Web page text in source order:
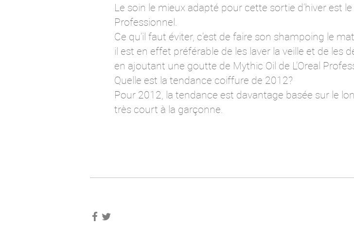
Le soin le mieux adapté pour cette sortie d’hiver est
Professionnel.
Ce qu’il faut éviter, c’est de faire son shampoing le
il est en effet préférable de les laver la veille et de les
en ajoutant une goutte de Mythic Oil de L’Oreal
Quelle est la tendance coiffure de 2012?
Pour 2012, la tendance est davantage basée sur le
très court à la garçonne.